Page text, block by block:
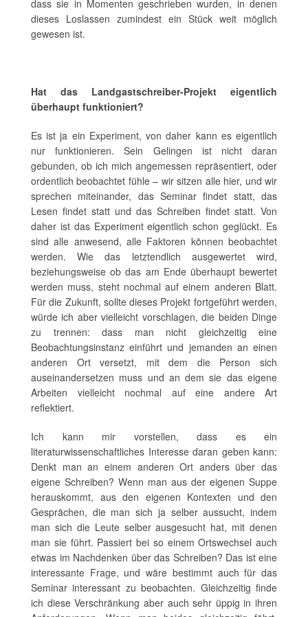
dass sie in Momenten geschrieben wurden, in denen
dieses Loslassen zumindest ein Stück weit möglich
gewesen ist.
Hat das Landgastschreiber-Projekt eigentlich
überhaupt funktioniert?
Es ist ja ein Experiment, von daher kann es eigentlich
nur funktionieren. Sein Gelingen ist nicht daran
gebunden, ob ich mich angemessen repräsentiert, oder
ordentlich beobachtet fühle – wir sitzen alle hier, und wir
sprechen miteinander, das Seminar findet statt, das
Lesen findet statt und das Schreiben findet statt. Von
daher ist das Experiment eigentlich schon geglückt. Es
sind alle anwesend, alle Faktoren können beobachtet
werden. Wie das letztendlich ausgewertet wird,
beziehungsweise ob das am Ende überhaupt bewertet
werden muss, steht nochmal auf einem anderen Blatt.
Für die Zukunft, sollte dieses Projekt fortgeführt werden,
würde ich aber vielleicht vorschlagen, die beiden Dinge
zu trennen: dass man nicht gleichzeitig eine
Beobachtungsinstanz einführt und jemanden an einen
anderen Ort versetzt, mit dem die Person sich
auseinandersetzen muss und an dem sie das eigene
Arbeiten vielleicht nochmal auf eine andere Art
reflektiert.
Ich kann mir vorstellen, dass es ein
literaturwissenschaftliches Interesse daran geben kann:
Denkt man an einem anderen Ort anders über das
eigene Schreiben? Wenn man aus der eigenen Suppe
herauskommt, aus den eigenen Kontexten und den
Gesprächen, die man sich ja selber aussucht, indem
man sich die Leute selber ausgesucht hat, mit denen
man sie führt. Passiert bei so einem Ortswechsel auch
etwas im Nachdenken über das Schreiben? Das ist eine
interessante Frage, und wäre bestimmt auch für das
Seminar interessant zu beobachten. Gleichzeitig finde
ich diese Verschränkung aber auch sehr üppig in ihren